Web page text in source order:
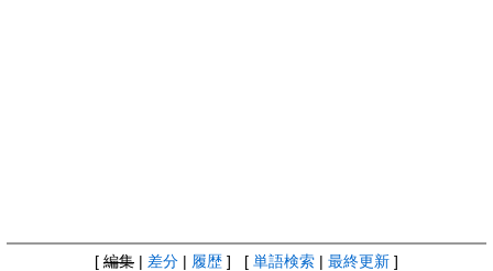
[ 編集 差分 履歴 ] [ 単語検索 最終更新 ]